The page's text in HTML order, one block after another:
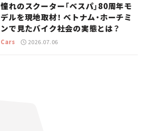
憧れのスクーター「ベスパ」80周年モ
デルを現地取材！ ベトナム・ホーチミ
ンで見たバイク社会の実態とは？
Cars 2026.07.06